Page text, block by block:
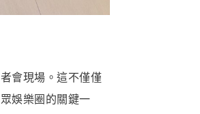
會現場。這不僅僅
娛樂圈的關鍵一